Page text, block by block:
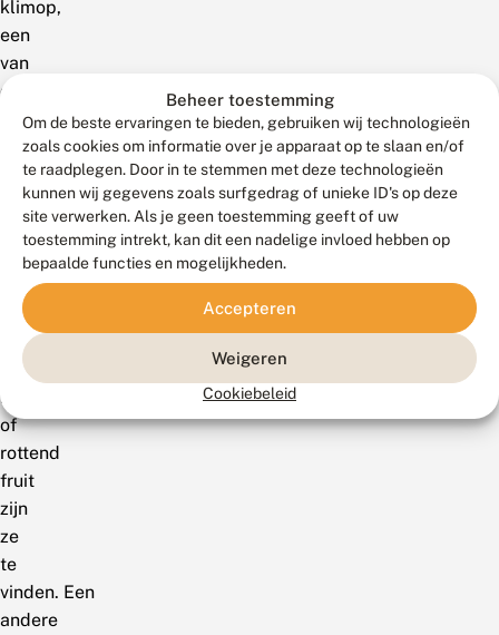
Beheer toestemming
Om de beste ervaringen te bieden, gebruiken wij technologieën
zoals cookies om informatie over je apparaat op te slaan en/of
te raadplegen. Door in te stemmen met deze technologieën
kunnen wij gegevens zoals surfgedrag of unieke ID's op deze
site verwerken. Als je geen toestemming geeft of uw
toestemming intrekt, kan dit een nadelige invloed hebben op
bepaalde functies en mogelijkheden.
Accepteren
Weigeren
Cookiebeleid
klimop,
een
van
de
weinige
bloeiende
planten
laat
jaar.
Ook
bessen
of
rottend
fruit
zijn
ze
te
vinden. Een
andere